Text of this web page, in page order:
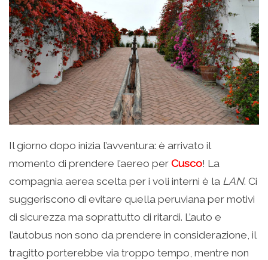
Il giorno dopo inizia l’avventura: è arrivato il
momento di prendere l’aereo per Cusco! La
compagnia aerea scelta per i voli interni è la LAN. Ci
suggeriscono di evitare quella peruviana per motivi
di sicurezza ma soprattutto di ritardi. L’auto e
l’autobus non sono da prendere in considerazione, il
tragitto porterebbe via troppo tempo, mentre non